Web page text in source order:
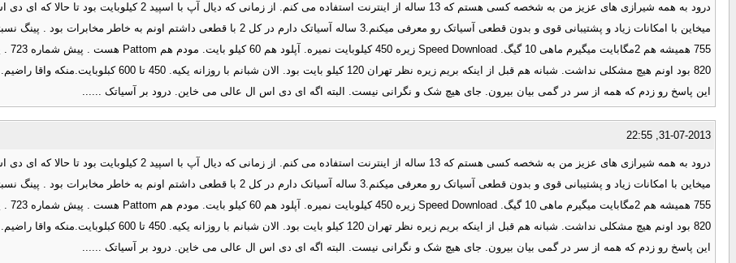
درود به همه شیرازی های عزیز من به شخصه کسی هستم که 13 ساله از
این پاسخ رو زدم که همه از سر در گمی بیان بیرون. جای هیچ شک و نگرانی نیست. البته اگه ای دی اس ال عالی می خاین. درود بر آسیاتک ......
31-07-2013, 22:55
درود به همه شیرازی های عزیز من به شخصه کسی هستم که 13 ساله از
این پاسخ رو زدم که همه از سر در گمی بیان بیرون. جای هیچ شک و نگرانی نیست. البته اگه ای دی اس ال عالی می خاین. درود بر آسیاتک ......